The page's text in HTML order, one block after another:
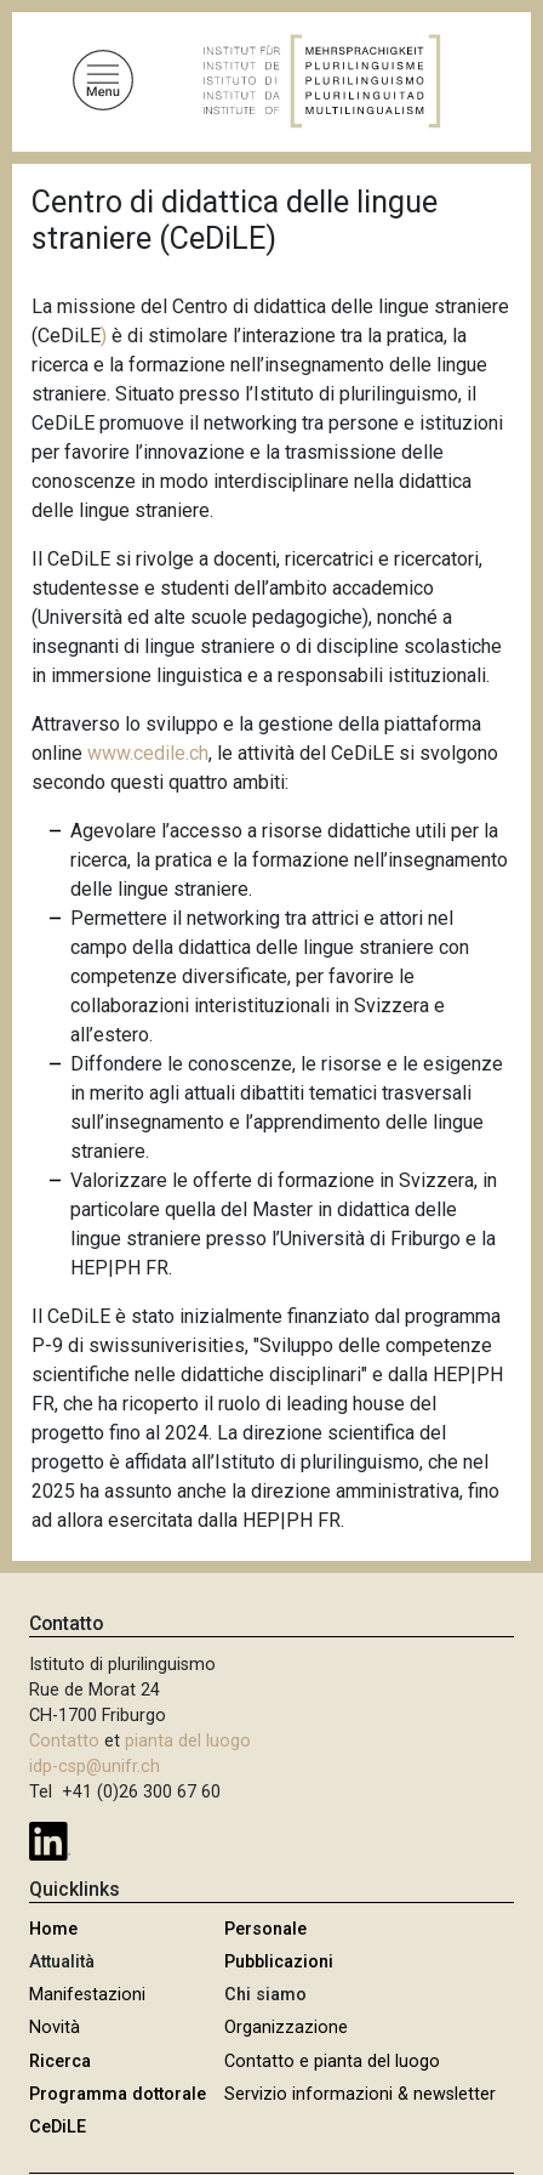
r
i
c
l
e
d
i
p
a
n
e
Centro di didattica delle lingue
straniere (CeDiLE)
La missione del Centro di didattica delle lingue straniere
(CeDiLE) è di stimolare l’interazione tra la pratica, la
ricerca e la formazione nell’insegnamento delle lingue
straniere. Situato presso l’Istituto di plurilinguismo, il
CeDiLE promuove il networking tra persone e istituzioni
per favorire l’innovazione e la trasmissione delle
conoscenze in modo interdisciplinare nella didattica
delle lingue straniere.
Il CeDiLE si rivolge a docenti, ricercatrici e ricercatori,
studentesse e studenti dell’ambito accademico
(Università ed alte scuole pedagogiche), nonché a
insegnanti di lingue straniere o di discipline scolastiche
in immersione linguistica e a responsabili istituzionali.
Attraverso lo sviluppo e la gestione della piattaforma
online www.cedile.ch, le attività del CeDiLE si svolgono
secondo questi quattro ambiti:
Agevolare l’accesso a risorse didattiche utili per la
ricerca, la pratica e la formazione nell’insegnamento
delle lingue straniere.
Permettere il networking tra attrici e attori nel
campo della didattica delle lingue straniere con
competenze diversificate, per favorire le
collaborazioni interistituzionali in Svizzera e
all’estero.
Diffondere le conoscenze, le risorse e le esigenze
in merito agli attuali dibattiti tematici trasversali
sull’insegnamento e l’apprendimento delle lingue
straniere.
Valorizzare le offerte di formazione in Svizzera, in
particolare quella del Master in didattica delle
lingue straniere presso l’Università di Friburgo e la
HEP|PH FR.
Il CeDiLE è stato inizialmente finanziato dal programma
P-9 di swissuniverisities, "Sviluppo delle competenze
scientifiche nelle didattiche disciplinari" e dalla HEP|PH
FR, che ha ricoperto il ruolo di leading house del
progetto fino al 2024. La direzione scientifica del
progetto è affidata all’Istituto di plurilinguismo, che nel
2025 ha assunto anche la direzione amministrativa, fino
ad allora esercitata dalla HEP|PH FR.
Contatto
Istituto di plurilinguismo
Rue de Morat 24
CH-1700 Friburgo
Contatto et pianta del luogo
idp-csp@unifr.ch
Tel +41 (0)26 300 67 60
Quicklinks
Home
Attualità
Manifestazioni
Novità
Ricerca
Programma dottorale
CeDiLE
Personale
Pubblicazioni
Chi siamo
Organizzazione
Contatto e pianta del luogo
Servizio informazioni & newsletter